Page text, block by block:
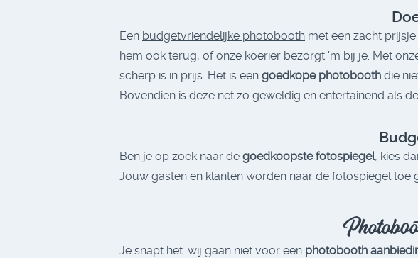
Een budgetvriendelijke photobooth met een zacht
hem ook terug, of onze koerier bezorgt 'm bij je. Met
scherp is in prijs. Het is een goedkope photobooth die
Bovendien is deze net zo geweldig en entertainend als de
Ben je op zoek naar de goedkoopste fotospiegel, kies
Jouw gasten en klanten worden naar de fotospiegel toe
Je snapt het: wij gaan niet voor een photobooth